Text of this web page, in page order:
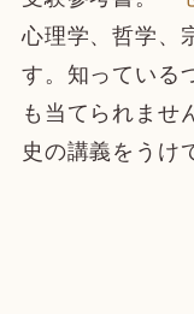
心理学、哲学、
す。知っている
も当てられませ
史の講義をうけ